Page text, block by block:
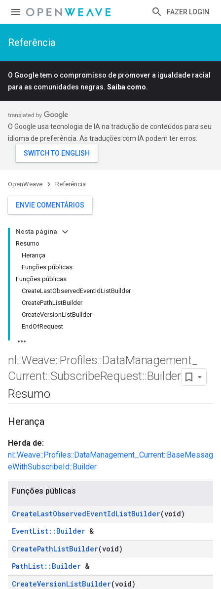
FAZER LOGIN
Referência
O Google tem o compromisso de promover a igualdade racial
para as comunidades negras. Saiba como.
O Google usa tecnologia de IA na tradução de conteúdos para seu
idioma de preferência. As traduções com IA podem ter erros.
OpenWeave Referência
ENVIE COMENTÁRIOS
Nesta página
Resumo
Herança
Funções públicas
Funções públicas
CreateLastObservedEventIdListBuilder
CreatePathListBuilder
CreateVersionListBuilder
EndOfRequest
nl ::Weave::Profiles::DataManagement
Current::SubscribeRequest::Builder
Resumo
Herança
Herda de:
nl::Weave::Profiles::DataManagement_Current::BaseMessag
eWithSubscribeId::Builder
Funções públicas
CreateLastObservedEventIdListBuilder(void)
EventList::Builder &
CreatePathListBuilder(void)
PathList::Builder &
CreateVersionListBuilder(void)